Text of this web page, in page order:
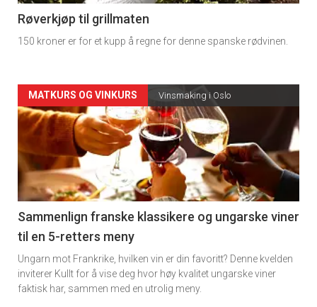
4
Røverkjøp til grillmaten
150 kroner er for et kupp å regne for denne spanske rødvinen.
Forsiden
akkurat
nå
-
5
MATKURS OG VINKURS Vinsmaking i Oslo
Sammenlign franske klassikere og ungarske viner
til en 5-retters meny
Ungarn mot Frankrike, hvilken vin er din favoritt? Denne kvelden
inviterer Kullt for å vise deg hvor høy kvalitet ungarske viner
faktisk har, sammen med en utrolig meny.